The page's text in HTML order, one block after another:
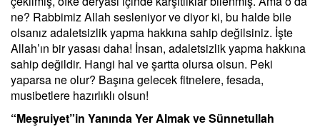
ne? Rabbimiz Allah sesleniyor ve diyor ki, bu halde bile
olsanız adaletsizlik yapma hakkına sahip değilsiniz. İşte
Allah’ın bir yasası daha! İnsan, adaletsizlik yapma hakkına
sahip değildir. Hangi hal ve şartta olursa olsun. Peki
yaparsa ne olur? Başına gelecek fitnelere, fesada,
musibetlere hazırlıklı olsun!
“Meşruiyet”in Yanında Yer Almak ve Sünnetullah